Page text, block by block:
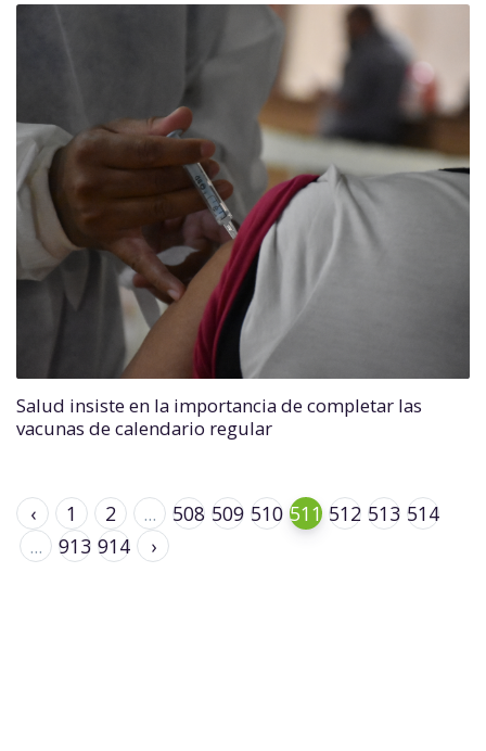
Salud insiste en la importancia de completar las
vacunas de calendario regular
‹ 1 2 ... 508 509 510 511 512 513 514
...
913 914 ›